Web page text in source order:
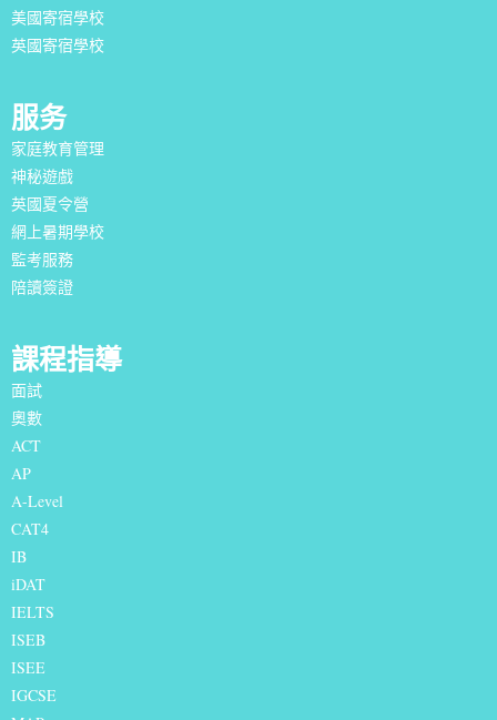
美國寄宿學校
英國寄宿學校
服务
家庭教育管理
神秘遊戲
英國夏令營
網上暑期學校
監考服務
陪讀簽證
課程指導
面試
奧數
ACT
AP
A-Level
CAT4
IB
iDAT
IELTS
ISEB
ISEE
IGCSE